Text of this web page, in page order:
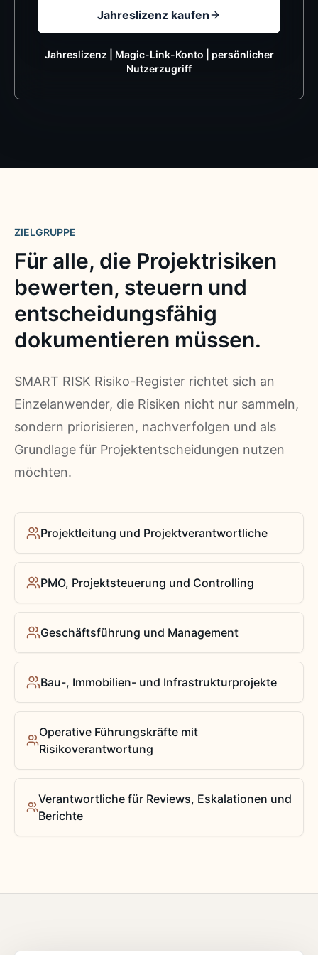
Jahreslizenz kaufen
Jahreslizenz | Magic-Link-Konto | persönlicher
Nutzerzugriff
ZIELGRUPPE
Für alle, die Projektrisiken
bewerten, steuern und
entscheidungsfähig
dokumentieren müssen.
SMART RISK Risiko-Register richtet sich an
Einzelanwender, die Risiken nicht nur sammeln,
sondern priorisieren, nachverfolgen und als
Grundlage für Projektentscheidungen nutzen
möchten.
Projektleitung und Projektverantwortliche
PMO, Projektsteuerung und Controlling
Geschäftsführung und Management
Bau-, Immobilien- und Infrastrukturprojekte
Operative Führungskräfte mit
Risikoverantwortung
Verantwortliche für Reviews, Eskalationen und
Berichte